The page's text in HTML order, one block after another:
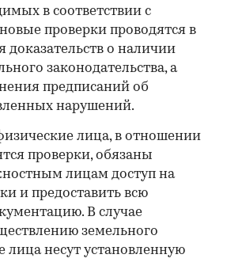
в соответствии с
проверки проводятся в
доказательств о наличии
законодательства, а
предписаний об
нарушений.
лица, в отношении
проверки, обязаны
лицам доступ на
и предоставить всю
В случае
земельного
лица несут установленную